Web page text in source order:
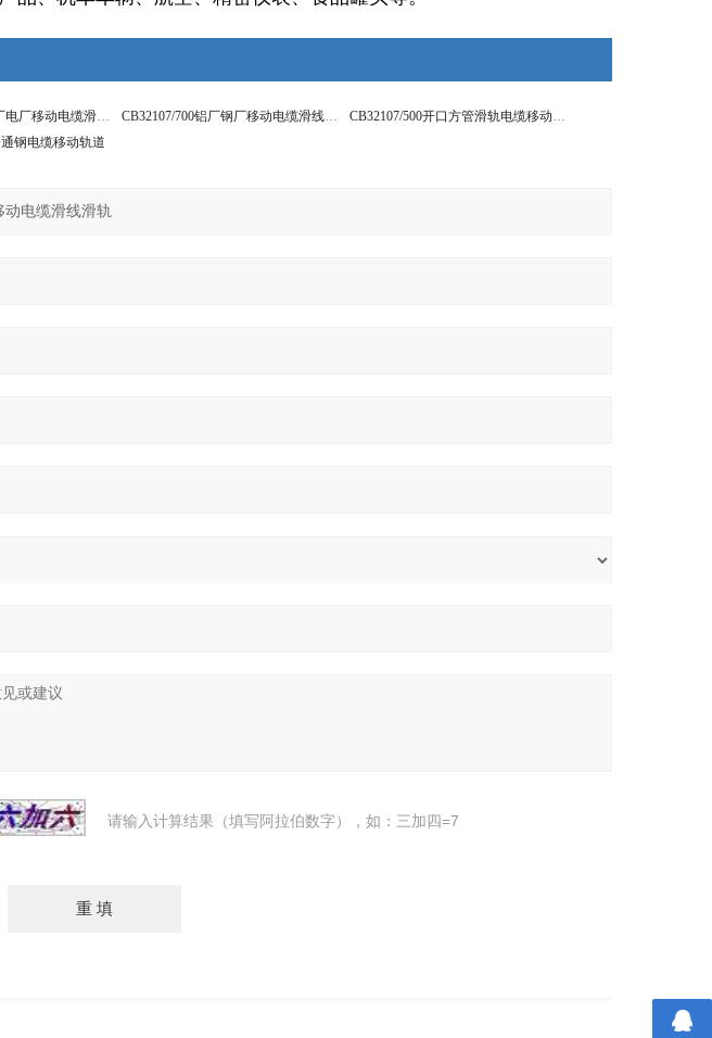
CB32107/800水泥厂电厂移动电缆滑线导轨 CB32107/700铝厂钢厂移动电缆滑线导轨
CB32107/500开口方管滑轨电缆移动轨道
钢电缆移动轨道
请输入计算结果（填写阿拉伯数字），如：三加四=7